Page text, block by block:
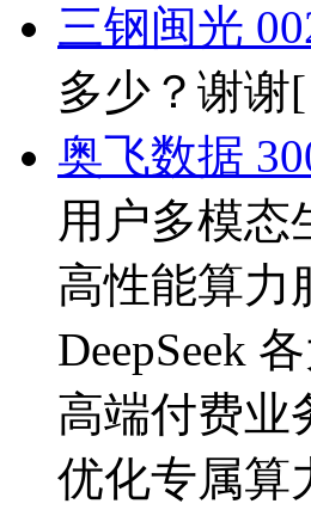
三钢闽光
多少？谢谢
奥飞数据
用户多模态
高性能算力
DeepSeek
高端付费业
优化专属算